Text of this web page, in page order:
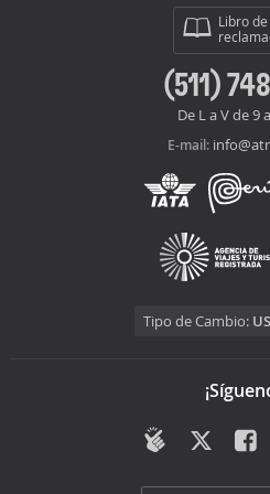
Libro de
(511)
De L a V de 9
E-mail:
Tipo de Cambio: